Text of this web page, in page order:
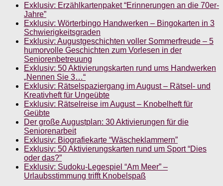
Exklusiv: Erzählkartenpaket “Erinnerungen an die 70er-
Jahre”
Exklusiv: Wörterbingo Handwerken – Bingokarten in 3
Schwierigkeitsgraden
Exklusiv: Augustgeschichten voller Sommerfreude – 5
humorvolle Geschichten zum Vorlesen in der
Seniorenbetreuung
Exklusiv: 50 Aktivierungskarten rund ums Handwerken
„Nennen Sie 3…“
Exklusiv: Rätselspaziergang im August – Rätsel- und
Kreativheft für Ungeübte
Exklusiv: Rätselreise im August – Knobelheft für
Geübte
Der große Augustplan: 30 Aktivierungen für die
Seniorenarbeit
Exklusiv: Biografiekarte “Wäscheklammern”
Exklusiv: 50 Aktivierungskarten rund um Sport “Dies
oder das?”
Exklusiv: Sudoku-Legespiel “Am Meer” –
Urlaubsstimmung trifft Knobelspaß